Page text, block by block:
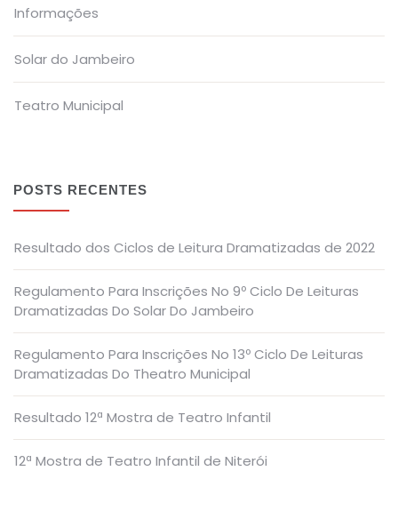
Informações
Solar do Jambeiro
Teatro Municipal
POSTS RECENTES
Resultado dos Ciclos de Leitura Dramatizadas de 2022
Regulamento Para Inscrições No 9º Ciclo De Leituras
Dramatizadas Do Solar Do Jambeiro
Regulamento Para Inscrições No 13º Ciclo De Leituras
Dramatizadas Do Theatro Municipal
Resultado 12ª Mostra de Teatro Infantil
12ª Mostra de Teatro Infantil de Niterói